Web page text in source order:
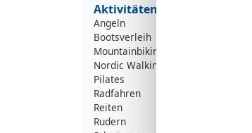
Aktivitäten
Angeln
Bootsverleih
Mountainbiking
Nordic Walking
Pilates
Radfahren
Reiten
Rudern